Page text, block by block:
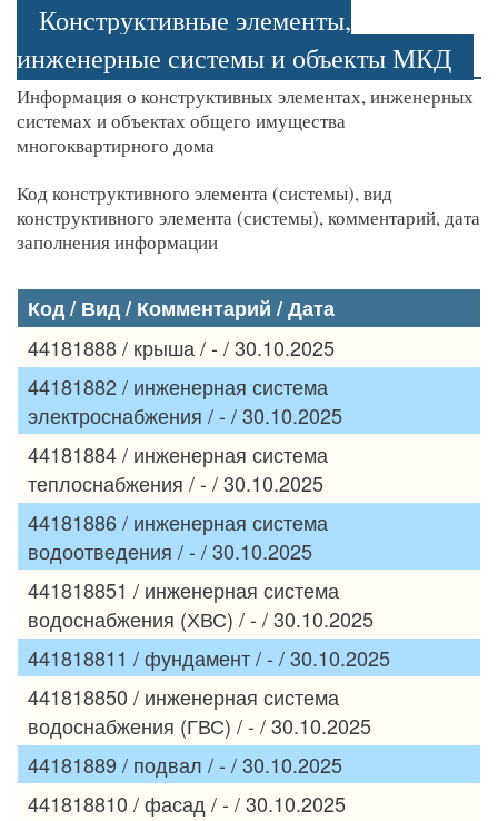
Конструктивные элементы,
инженерные системы и объекты МКД
Информация о конструктивных элементах, инженерных
системах и объектах общего имущества
многоквартирного дома
Код конструктивного элемента (системы), вид
конструктивного элемента (системы), комментарий, дата
заполнения информации
Код / Вид / Комментарий / Дата
44181888 / крыша / - / 30.10.2025
44181882 / инженерная система
электроснабжения / - / 30.10.2025
44181884 / инженерная система
теплоснабжения / - / 30.10.2025
44181886 / инженерная система
водоотведения / - / 30.10.2025
441818851 / инженерная система
водоснабжения (ХВС) / - / 30.10.2025
441818811 / фундамент / - / 30.10.2025
441818850 / инженерная система
водоснабжения (ГВС) / - / 30.10.2025
44181889 / подвал / - / 30.10.2025
441818810 / фасад / - / 30.10.2025